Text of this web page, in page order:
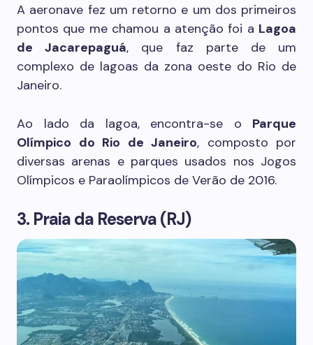
A aeronave fez um retorno e um dos primeiros
pontos que me chamou a atenção foi a Lagoa
de Jacarepaguá, que faz parte de um
complexo de lagoas da zona oeste do Rio de
Janeiro.
Ao lado da lagoa, encontra-se o Parque
Olímpico do Rio de Janeiro, composto por
diversas arenas e parques usados nos Jogos
Olímpicos e Paraolímpicos de Verão de 2016.
3. Praia da Reserva (RJ)